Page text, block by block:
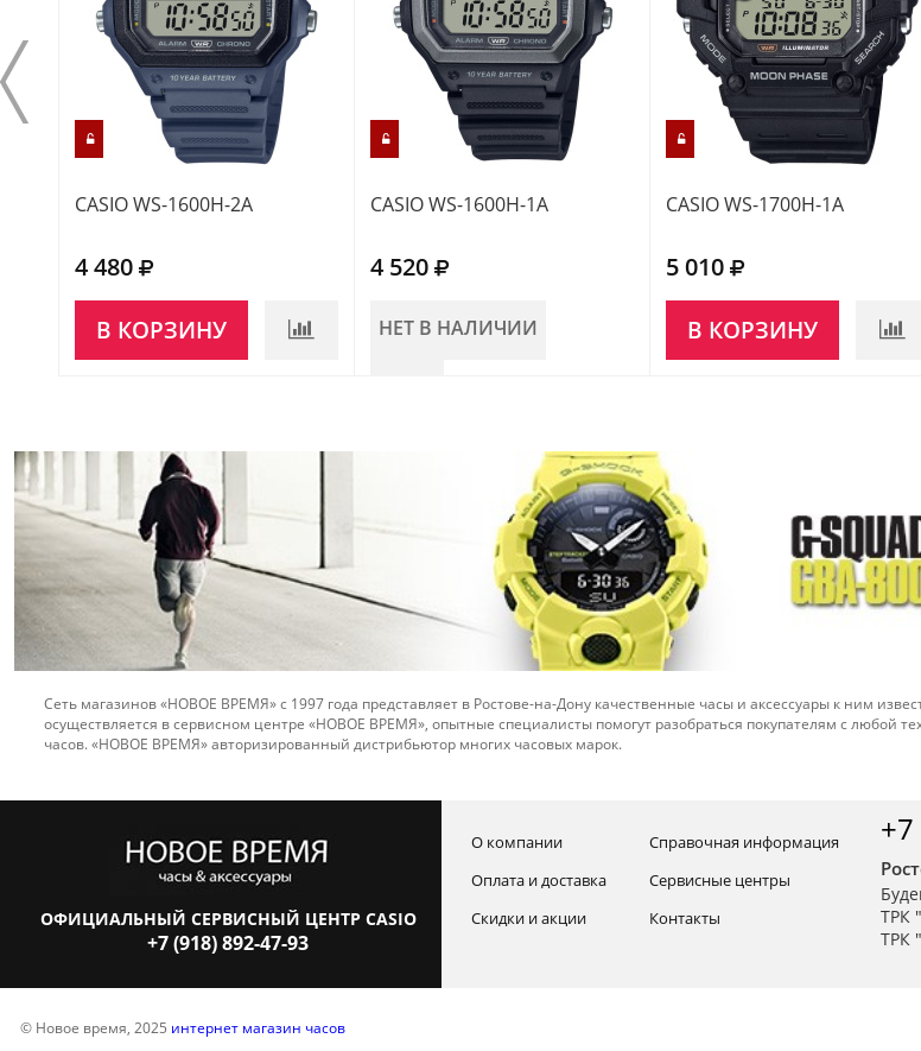
CASIO WS-1600H-2A
4 480
В КОРЗИНУ
CASIO WS-1600H-1A
4 520
НЕТ В НАЛИЧИИ
CASIO WS-1700H-1A
5 010
В КОРЗИНУ
Сеть магазинов «НОВОЕ ВРЕМЯ» с 1997 года представляет в Ростове-на-Дону качественные часы и аксессуары к ним
осуществляется в сервисном центре «НОВОЕ ВРЕМЯ», опытные специалисты помогут разобраться покупателям с любой
часов. «НОВОЕ ВРЕМЯ» авторизированный дистрибьютор многих часовых марок.
ОФИЦИАЛЬНЫЙ СЕРВИСНЫЙ ЦЕНТР CASIO
+7 (918) 892-47-93
О компании
Оплата и доставка
Скидки и акции
Справочная информация
Сервисные центры
Контакты
ТРК
ТРК
© Новое время, 2025 интернет магазин часов